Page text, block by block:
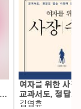
여자를 위한 사장
교과서도, 정답도
사장의 길을 가는
김영휴